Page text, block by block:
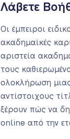
Λάβετε
Οι έμπειροι
ακαδημαϊκές
αριστεία
τους
ολοκλήρωση μιας
αντίστοιχους
ξέρουν πώς να
online από την